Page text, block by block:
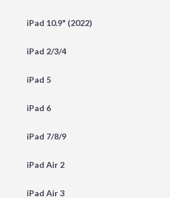
iPad 10.9" (2022)
iPad 2/3/4
iPad 5
iPad 6
iPad 7/8/9
iPad Air 2
iPad Air 3